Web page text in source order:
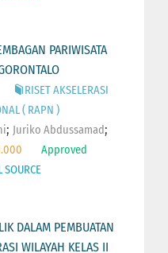
PARIWISATA
RISET AKSELERASI
( RAPN )
; Juriko Abdussamad;
Approved
SOURCE
DALAM PEMBUATAN
WILAYAH KELAS II